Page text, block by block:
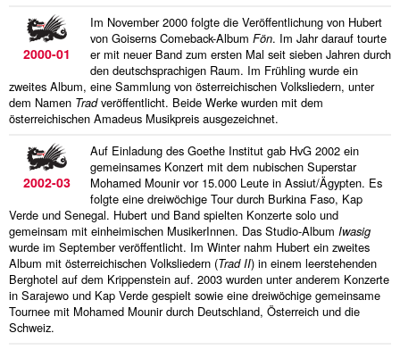
2000-01
Im November 2000 folgte die Veröffentlichung von Hubert
von Goiserns Comeback-Album Fön. Im Jahr darauf tourte
er mit neuer Band zum ersten Mal seit sieben Jahren durch
den deutschsprachigen Raum. Im Frühling wurde ein
zweites Album, eine Sammlung von österreichischen Volksliedern, unter
dem Namen Tradveröffentlicht. Beide Werke wurden mit dem
österreichischen Amadeus Musikpreis ausgezeichnet.
2002-03
Auf Einladung des Goethe Institut gab HvG 2002 ein
gemeinsames Konzert mit dem nubischen Superstar
Mohamed Mounir vor 15.000 Leute in Assiut/Ägypten. Es
folgte eine dreiwöchige Tour durch Burkina Faso, Kap
Verde und Senegal. Hubert und Band spielten Konzerte solo und
gemeinsam mit einheimischen MusikerInnen. Das Studio-Album Iwasig
wurde im September veröffentlicht. Im Winter nahm Hubert ein zweites
Album mit österreichischen Volksliedern (Trad II) in einem leerstehenden
Berghotel auf dem Krippenstein auf. 2003 wurden unter anderem Konzerte
in Sarajewo und Kap Verde gespielt sowie eine dreiwöchige gemeinsame
Tournee mit Mohamed Mounir durch Deutschland, Österreich und die
Schweiz.